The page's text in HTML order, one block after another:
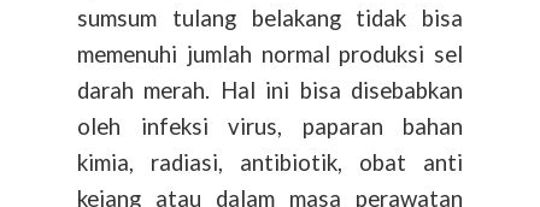
sumsum tulang belakang tidak bisa
memenuhi jumlah normal produksi sel
darah merah. Hal ini bisa disebabkan
oleh infeksi virus, paparan bahan
kimia, radiasi, antibiotik, obat anti
kejang atau dalam masa perawatan